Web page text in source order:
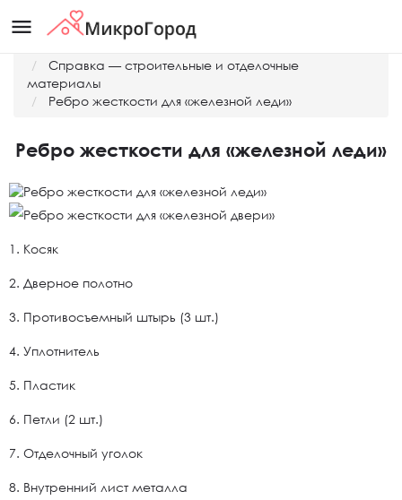
menu
Справка — строительные и отделочные
материалы
Ребро жесткости для «железной леди»
Ребро жесткости для «железной леди»
1. Косяк
2. Дверное полотно
3. Противосъемный штырь (3 шт.)
4. Уплотнитель
5. Пластик
6. Петли (2 шт.)
7. Отделочный уголок
8. Внутренний лист металла